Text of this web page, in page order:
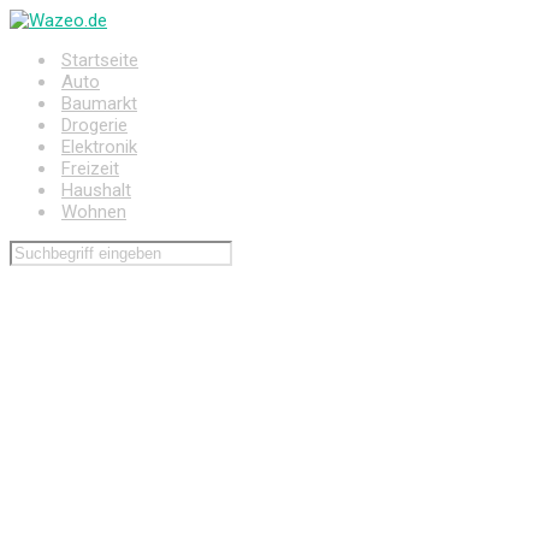
Zum
springenStartseite
Auto
Baumarkt
Drogerie
Elektronik
Freizeit
Haushalt
Wohnen